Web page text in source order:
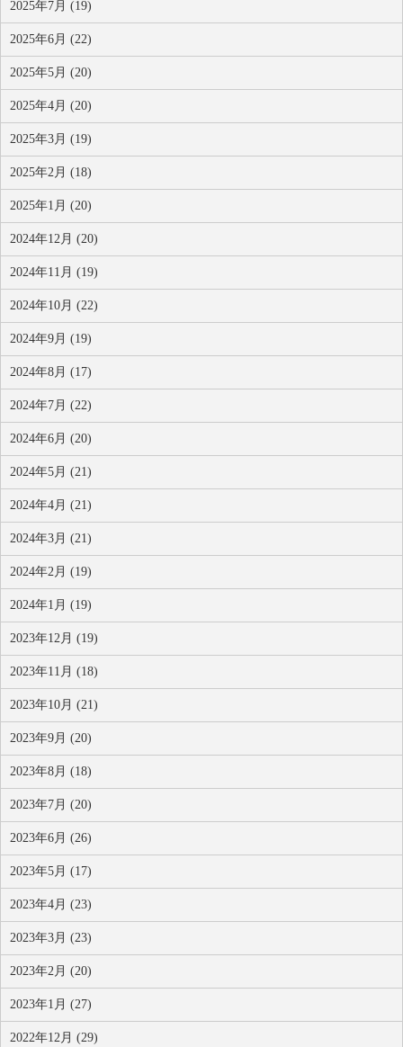
2025年7月 (19)
2025年6月 (22)
2025年5月 (20)
2025年4月 (20)
2025年3月 (19)
2025年2月 (18)
2025年1月 (20)
2024年12月 (20)
2024年11月 (19)
2024年10月 (22)
2024年9月 (19)
2024年8月 (17)
2024年7月 (22)
2024年6月 (20)
2024年5月 (21)
2024年4月 (21)
2024年3月 (21)
2024年2月 (19)
2024年1月 (19)
2023年12月 (19)
2023年11月 (18)
2023年10月 (21)
2023年9月 (20)
2023年8月 (18)
2023年7月 (20)
2023年6月 (26)
2023年5月 (17)
2023年4月 (23)
2023年3月 (23)
2023年2月 (20)
2023年1月 (27)
2022年12月 (29)